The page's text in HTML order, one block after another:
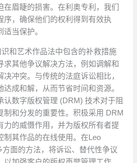
在眉睫的损害。在利奥专利，我们
序，确保他们的权利得到有效执
当保护。
和艺术作品法中包含的补救措施
求其他争议解决方法，例如调解和
冲突。与传统的法庭诉讼相比，
成和解，从而节省时间和资源。
认数字版权管理 (DRM) 技术对于阻
制和分发的重要性。积极采用 DRM
力的威慑作用，并为版权所有者提
制其作品的在线使用。在Leo
面的方法，将诉讼、替代性争议